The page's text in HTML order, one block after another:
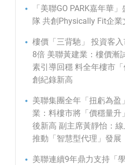
「美聯GO PARK嘉年華
隊 共創Physically Fit企業
樓價「三背馳」 投資客
8倍 美聯黃建業：樓價漸
素引導回穩 料全年樓市
創紀錄新高
美聯集團全年「扭虧為盈
業：料樓市將「價穩量升
後新高 副主席黃靜怡：
推動「智慧型代理」發展
美聯連續9年鼎力支持「